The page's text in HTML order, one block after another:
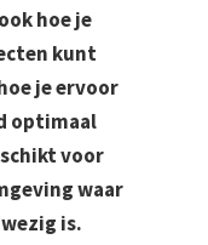
hoe je
kunt
je ervoor
optimaal
voor
waar
is.